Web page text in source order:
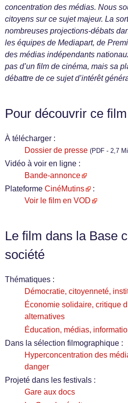
concentration des médias. Nous
citoyens sur ce sujet majeur. La
nombreuses projections-débats
les équipes de Mediapart, de
des médias indépendants
pas d’un film de cinéma, mais sa
débattre de ce sujet d’intérêt
Pour découvrir ce film
À télécharger :
Dossier de presse (PDF - 2,7
Vidéo à voir en ligne :
Bande-annonce
Plateforme CinéMutins
:
Voir le film en VOD
Le film dans la Base
société
Thématiques :
Démocratie, citoyenneté,
Économie solidaire, critique
alternatives
Éducation, médias,
Dans la sélection filmographique :
Hyperconcentration des
danger
Projeté dans les festivals :
Gare aux docs